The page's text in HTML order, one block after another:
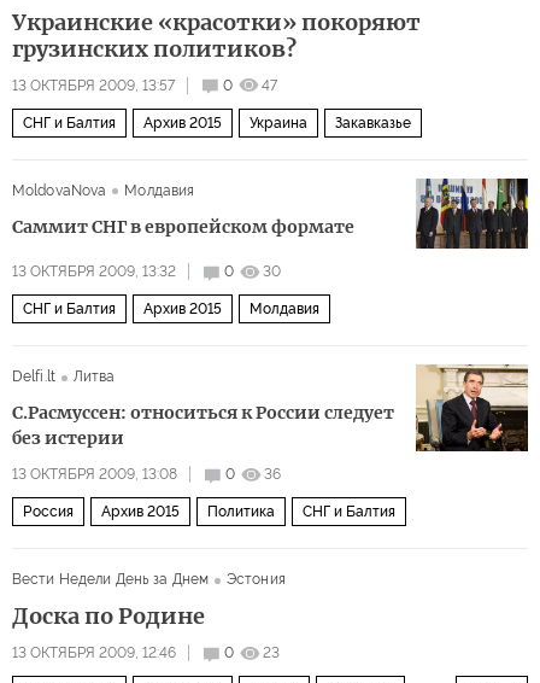
Украинские «красотки» покоряют
грузинских политиков?
13 ОКТЯБРЯ 2009, 13:57 0 47
СНГ и Балтия Архив 2015 Украина Закавказье
MoldovaNova Молдавия
Саммит СНГ в европейском формате
13 ОКТЯБРЯ 2009, 13:32 0 30
СНГ и Балтия Архив 2015 Молдавия
Delfi.lt Литва
С.Расмусcен: относиться к России следует
без истерии
13 ОКТЯБРЯ 2009, 13:08 0 36
Россия Архив 2015 Политика СНГ и Балтия
Вести Недели День за Днем Эстония
Доска по Родине
13 ОКТЯБРЯ 2009, 12:46 0 23